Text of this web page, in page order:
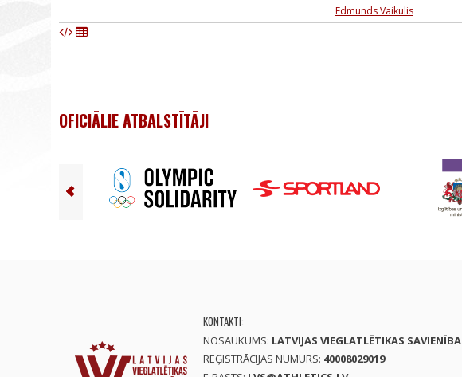
Edmunds Vaikulis
OFICIĀLIE ATBALSTĪTĀJI
KONTAKTI:
NOSAUKUMS: LATVIJAS VIEGLATLĒTIKAS SAVIENĪBA
REĢISTRĀCIJAS NUMURS: 40008029019